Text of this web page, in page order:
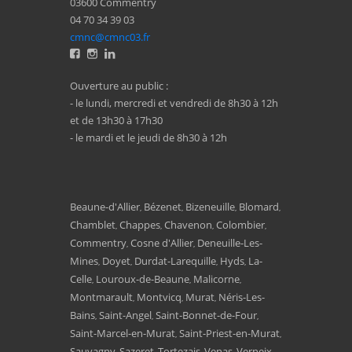
04 70 34 39 03
cmnc@cmnc03.fr
Ouverture au public :
- le lundi, mercredi et vendredi de 8h30 à 12h
et de 13h30 à 17h30
- le mardi et le jeudi de 8h30 à 12h
Beaune-d'Allier, Bézenet, Bizeneuille, Blomard,
Chamblet, Chappes, Chavenon, Colombier,
Commentry, Cosne d'Allier, Deneuille-Les-
Mines, Doyet, Durdat-Larequille, Hyds, La-
Celle, Louroux-de-Beaune, Malicorne,
Montmarault, Montvicq, Murat, Néris-Les-
Bains, Saint-Angel, Saint-Bonnet-de-Four,
Saint-Marcel-en-Murat, Saint-Priest-en-Murat,